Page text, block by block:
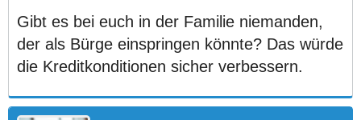
Gibt es bei euch in der Familie niemanden,
der als Bürge einspringen könnte? Das würde
die Kreditkonditionen sicher verbessern.